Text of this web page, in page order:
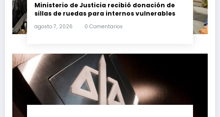
Ministerio de Justicia recibió donación de
sillas de ruedas para internos vulnerables
agosto 7, 2026 0 Comentarios